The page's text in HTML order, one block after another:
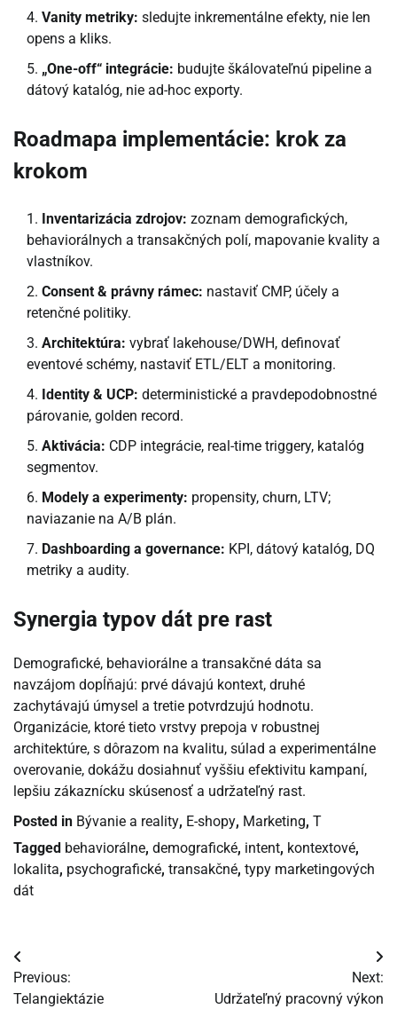
Vanity metriky: sledujte inkrementálne efekty, nie len
opens a kliks.
„One-off“ integrácie: budujte škálovateľnú pipeline a
dátový katalóg, nie ad-hoc exporty.
Roadmapa implementácie: krok za
krokom
Inventarizácia zdrojov: zoznam demografických,
behaviorálnych a transakčných polí, mapovanie kvality a
vlastníkov.
Consent & právny rámec: nastaviť CMP, účely a
retenčné politiky.
Architektúra: vybrať lakehouse/DWH, definovať
eventové schémy, nastaviť ETL/ELT a monitoring.
Identity & UCP: deterministické a pravdepodobnostné
párovanie, golden record.
Aktivácia: CDP integrácie, real-time triggery, katalóg
segmentov.
Modely a experimenty: propensity, churn, LTV;
naviazanie na A/B plán.
Dashboarding a governance: KPI, dátový katalóg, DQ
metriky a audity.
Synergia typov dát pre rast
Demografické, behaviorálne a transakčné dáta sa
navzájom dopĺňajú: prvé dávajú kontext, druhé
zachytávajú úmysel a tretie potvrdzujú hodnotu.
Organizácie, ktoré tieto vrstvy prepoja v robustnej
architektúre, s dôrazom na kvalitu, súlad a experimentálne
overovanie, dokážu dosiahnuť vyššiu efektivitu kampaní,
lepšiu zákaznícku skúsenosť a udržateľný rast.
Posted in Bývanie a reality, E-shopy, Marketing, T
Tagged behaviorálne, demografické, intent, kontextové,
lokalita, psychografické, transakčné, typy marketingových
dát
Navigácia
v
Previous:
Telangiektázie
Next:
Udržateľný pracovný výkon